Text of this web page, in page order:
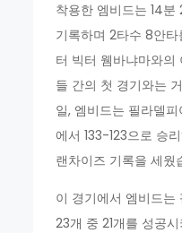
착용한 엠비드는 14
기록하며 2타수 8안
터 빅터 웸바냐마와
들 간의 첫 경기와는
일, 엠비드는 필라델
에서 133-123으로 승
랜차이즈 기록을 세웠
이 경기에서 엠비드는
23개 중 21개를 성공